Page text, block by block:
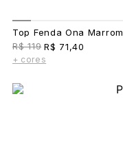
Top Fenda Ona Marrom
R$ 119 R$ 71,40
+ cores